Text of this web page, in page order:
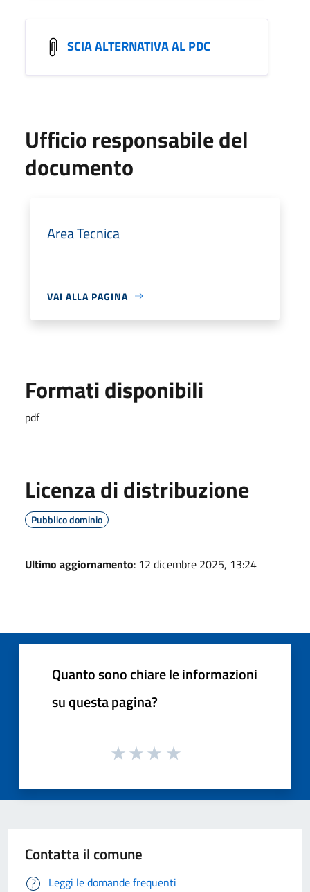
SCIA ALTERNATIVA AL PDC
Ufficio responsabile del
documento
Area Tecnica
VAI ALLA PAGINA
Formati disponibili
pdf
Licenza di distribuzione
Pubblico dominio
Ultimo aggiornamento: 12 dicembre 2025, 13:24
Quanto sono chiare le informazioni
su questa pagina?
Contatta il comune
Leggi le domande frequenti